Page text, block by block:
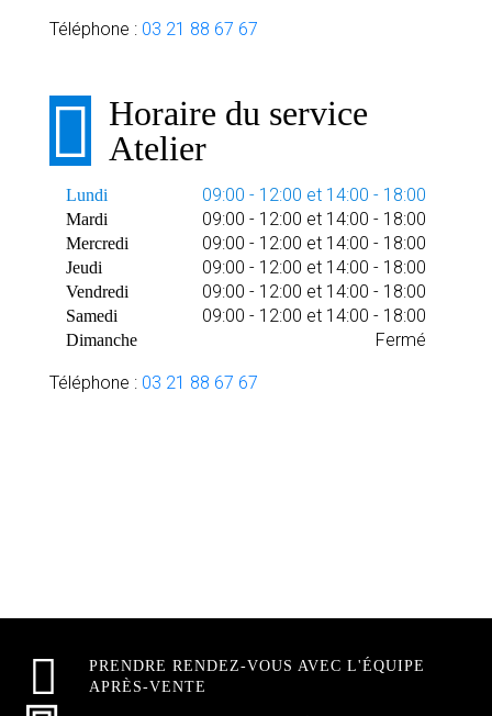
Téléphone : 03 21 88 67 67
Horaire du service
Atelier
Lundi 09:00 - 12:00 et 14:00 - 18:00
Mardi 09:00 - 12:00 et 14:00 - 18:00
Mercredi 09:00 - 12:00 et 14:00 - 18:00
Jeudi 09:00 - 12:00 et 14:00 - 18:00
Vendredi 09:00 - 12:00 et 14:00 - 18:00
Samedi 09:00 - 12:00 et 14:00 - 18:00
Dimanche Fermé
Téléphone : 03 21 88 67 67
PRENDRE RENDEZ-VOUS AVEC L'ÉQUIPE
APRÈS-VENTE